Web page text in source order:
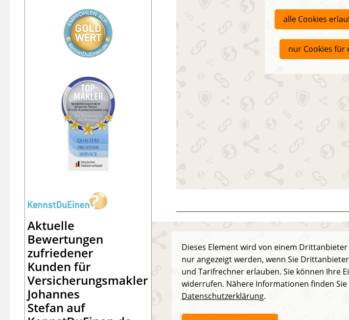
Aktuelle
Bewertungen
zufriedener
Kunden für
Versicherungsmakler
Johannes
Stefan auf
alle Cookies
nur Cookies für
Dieses Element wird von einem
nur angezeigt werden, wenn Sie
und Tarifrechner erlauben. Sie können Ihre
widerrufen. Nähere Informationen finden
Datenschutzerklärung.